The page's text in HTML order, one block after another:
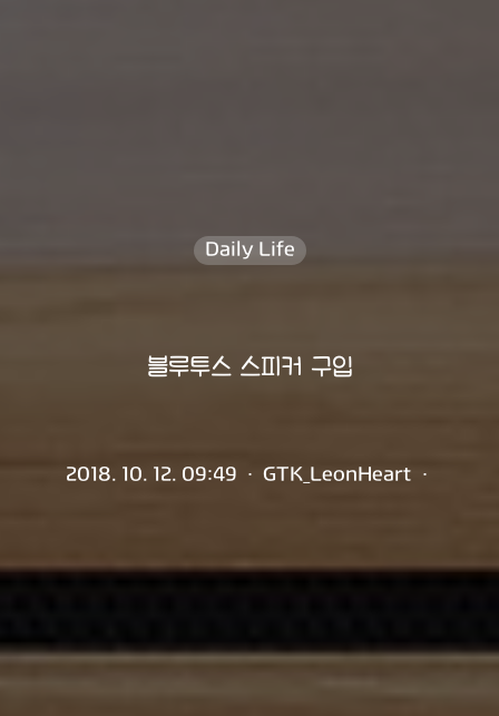
Daily Life
블루투스 스피커 구입
2018. 10. 12. 09:49 · GTK_LeonHeart ·